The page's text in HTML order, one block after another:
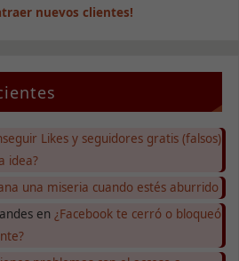
nuevos clientes!
Likes y seguidores gratis (falsos)
idea?
una miseria cuando estés aburrido
en ¿Facebook te cerró o bloqueó